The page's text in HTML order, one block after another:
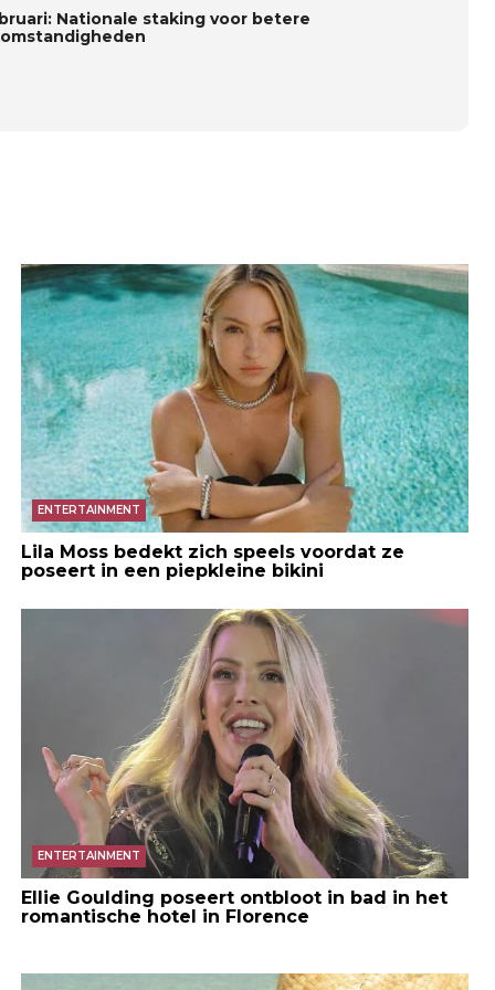
Nationale staking voor betere
ENTERTAINMENT
Lila Moss bedekt zich speels voordat ze
poseert in een piepkleine bikini
ENTERTAINMENT
Ellie Goulding poseert ontbloot in bad in het
romantische hotel in Florence